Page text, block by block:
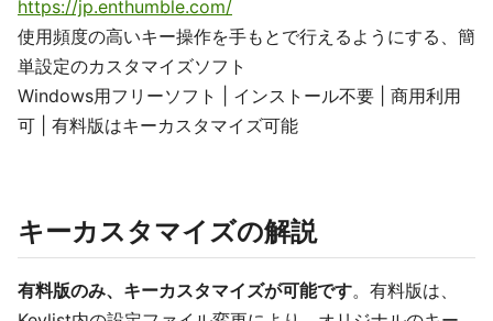
https://jp.enthumble.com/
使用頻度の高いキー操作を手もとで行えるようにする、簡
単設定のカスタマイズソフト
Windows用フリーソフト | インストール不要 | 商用利用
可 | 有料版はキーカスタマイズ可能
キーカスタマイズの解説
有料版のみ、キーカスタマイズが可能です。有料版は、